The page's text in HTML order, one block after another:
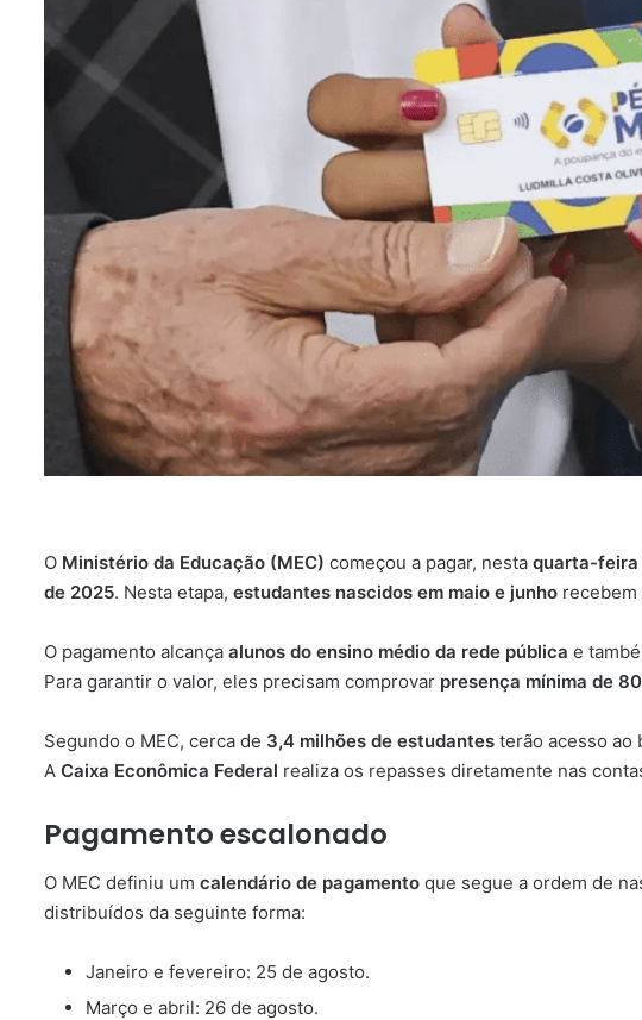
O Ministério da Educação (MEC) começou a pagar, nesta quarta-feira
de 2025. Nesta etapa, estudantes nascidos em maio e junho
O pagamento alcança alunos do ensino médio da rede pública e
Para garantir o valor, eles precisam comprovar presença mínima de
Segundo o MEC, cerca de 3,4 milhões de estudantes terão acesso ao
A Caixa Econômica Federal realiza os repasses diretamente nas
Pagamento escalonado
O MEC definiu um calendário de pagamento que segue a ordem de
distribuídos da seguinte forma:
Janeiro e fevereiro: 25 de agosto.
Março e abril: 26 de agosto.